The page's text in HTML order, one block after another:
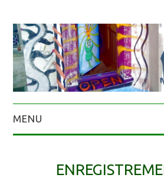
MENU